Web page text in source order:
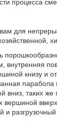
процесса
для
внутренняя
книзу и
таких
вершиной
и